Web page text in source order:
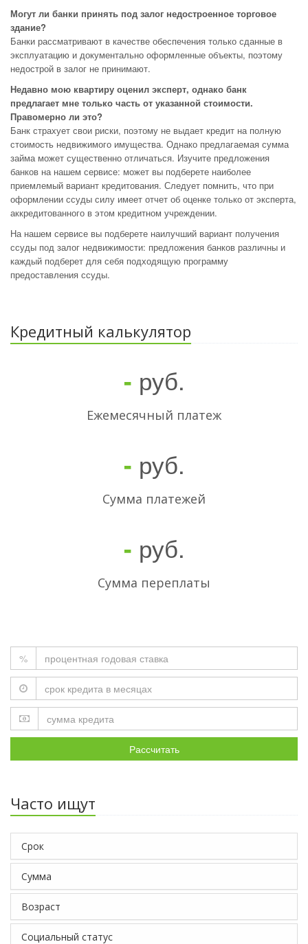
Могут ли банки принять под залог недостроенное торговое
здание?
Банки рассматривают в качестве обеспечения только сданные в
эксплуатацию и документально оформленные объекты, поэтому
недострой в залог не принимают.
Недавно мою квартиру оценил эксперт, однако банк
предлагает мне только часть от указанной стоимости.
Правомерно ли это?
Банк страхует свои риски, поэтому не выдает кредит на полную
стоимость недвижимого имущества. Однако предлагаемая сумма
займа может существенно отличаться. Изучите предложения
банков на нашем сервисе: может вы подберете наиболее
приемлемый вариант кредитования. Следует помнить, что при
оформлении ссуды силу имеет отчет об оценке только от эксперта,
аккредитованного в этом кредитном учреждении.
На нашем сервисе вы подберете наилучший вариант получения
ссуды под залог недвижимости: предложения банков различны и
каждый подберет для себя подходящую программу
предоставления ссуды.
Кредитный калькулятор
- руб.
Ежемесячный платеж
- руб.
Cумма платежей
- руб.
Сумма переплаты
%
Рассчитать
Часто ищут
Срок
Сумма
Возраст
Социальный статус